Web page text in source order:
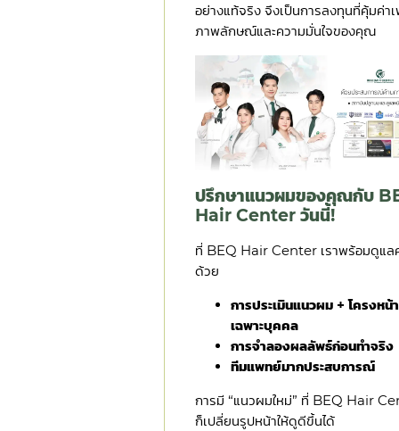
อย่างแท้จริง จึงเป็นการลงทุนที่คุ้มค่า
ภาพลักษณ์และความมั่นใจของคุณ
ปรึกษาแนวผมของคุณกับ
Hair Center วันนี้!
ที่ BEQ Hair Center เราพร้อมดูแ
ด้วย
การประเมินแนวผม + โครงหน้า
เฉพาะบุคคล
การจำลองผลลัพธ์ก่อนทำจริง
ทีมแพทย์มากประสบการณ์
การมี “แนวผมใหม่” ที่ BEQ Hair
ก็เปลี่ยนรูปหน้าให้ดูดีขึ้นได้